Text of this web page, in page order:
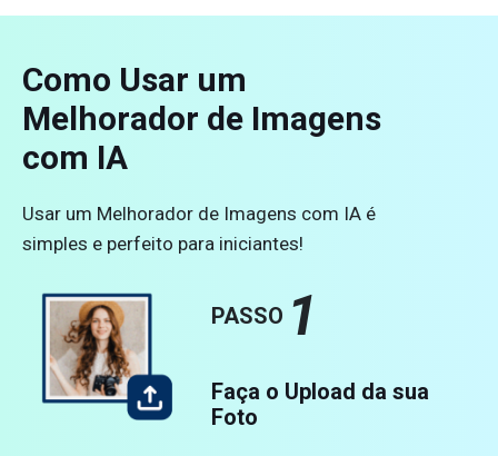
Como Usar um
Melhorador de Imagens
com IA
Usar um Melhorador de Imagens com IA é
simples e perfeito para iniciantes!
PASSO 1
Faça o Upload da sua
Foto